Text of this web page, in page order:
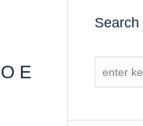
E
Search